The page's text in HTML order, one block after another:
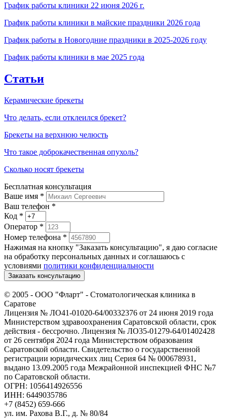
График работы клиники 22 июня 2026 г.
График работы клиники в майские праздники 2026 года
График работы в Новогодние праздники в 2025-2026 году
График работы клиники в мае 2025 года
Статьи
Керамические брекеты
Что делать, если отклеился брекет?
Брекеты на верхнюю челюсть
Что такое доброкачественная опухоль?
Сколько носят брекеты
Бесплатная консультация
Ваше имя *
Ваш телефон *
Код *
Оператор *
Номер телефона *
Нажимая на кнопку "Заказать консультацию", я даю согласие
на обработку персональных данных и соглашаюсь c
условиями политики конфиденциальности
Заказать консультацию
© 2005 - ООО "Фларт" - Стоматологическая клиника в
Саратове
Лицензия № ЛО41-01020-64/00332376 от 24 июня 2019 года
Министерством здравоохранения Саратовской области, срок
действия - бессрочно. Лицензия № ЛО35-01279-64/01402428
от 26 сентября 2024 года Министерством образования
Саратовской области. Свидетельство о государственной
регистрации юридических лиц Серия 64 № 000678931,
выдано 13.09.2005 года Межрайонной инспекцией ФНС №7
по Саратовской области.
ОГРН: 1056414926556
ИНН: 6449035786
+7 (8452) 659-666
ул. им. Рахова В.Г., д. № 80/84